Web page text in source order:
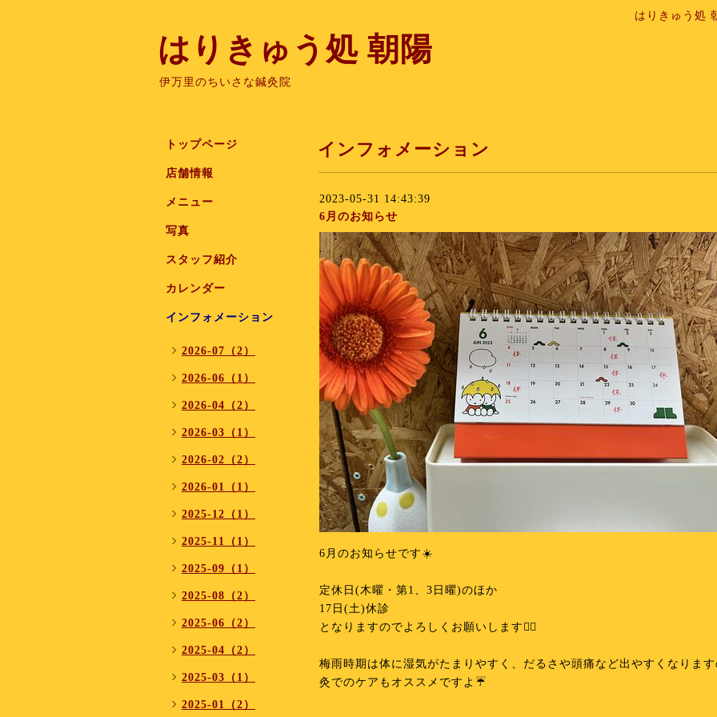
はりきゅう処
はりきゅう処 朝陽
伊万里のちいさな鍼灸院
インフォメーション
2023-05-31 14:43:39
6月のお知らせ
6月のお知らせです☀️
定休日(木曜・第1、3日曜)のほか
17日(土)休診
となりますのでよろしくお願いします🙇‍♀️
梅雨時期は体に湿気がたまりやすく、だるさや頭痛など出やすくなりま
灸でのケアもオススメですよ☔️
トップページ
店舗情報
メニュー
写真
スタッフ紹介
カレンダー
インフォメーション
2026-07（2）
2026-06（1）
2026-04（2）
2026-03（1）
2026-02（2）
2026-01（1）
2025-12（1）
2025-11（1）
2025-09（1）
2025-08（2）
2025-06（2）
2025-04（2）
2025-03（1）
2025-01（2）